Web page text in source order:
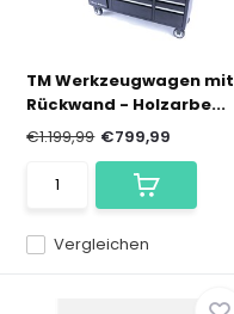
TM Werkzeugwagen mit
Rückwand - Holzarbe...
Vergleichen
€1.199,99 €799,99